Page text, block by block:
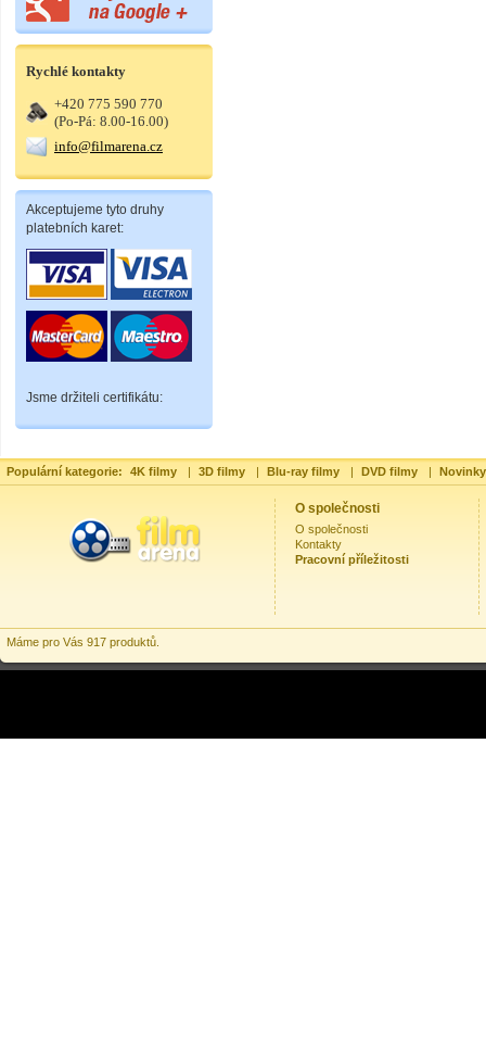
Rychlé kontakty
+420 775 590 770
(Po-Pá: 8.00-16.00)
info@filmarena.cz
Akceptujeme tyto druhy
platebních karet:
Jsme držiteli certifikátu:
Populární kategorie: 4K filmy | 3D filmy | Blu-ray filmy | DVD filmy |
O společnosti
O společnosti
Kontakty
Pracovní příležitosti
Máme pro Vás 917 produktů.